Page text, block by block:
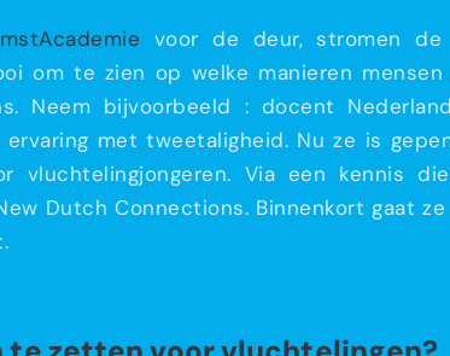
voor de deur, stromen de
om te zien op welke manieren
Neem bijvoorbeeld : docent
met tweetaligheid. Nu ze is
vluchtelingjongeren. Via een kennis
Dutch Connections. Binnenkort gaat